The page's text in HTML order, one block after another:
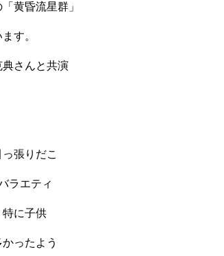
黄昏流星群」
す。
さんと共演
張りだこ
ラエティ
特に子供
ったよう